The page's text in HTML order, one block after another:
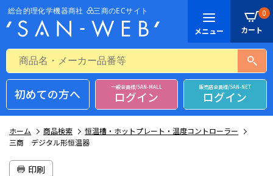
0
初めての方へ 一般会員様/SAN-MALL
ログイン
販売店会員様/SAN-NET
ログイン
ホーム 商品検索
恒温槽・ホットプレート・温度コントローラー
三商 デジタル形恒温器
印刷